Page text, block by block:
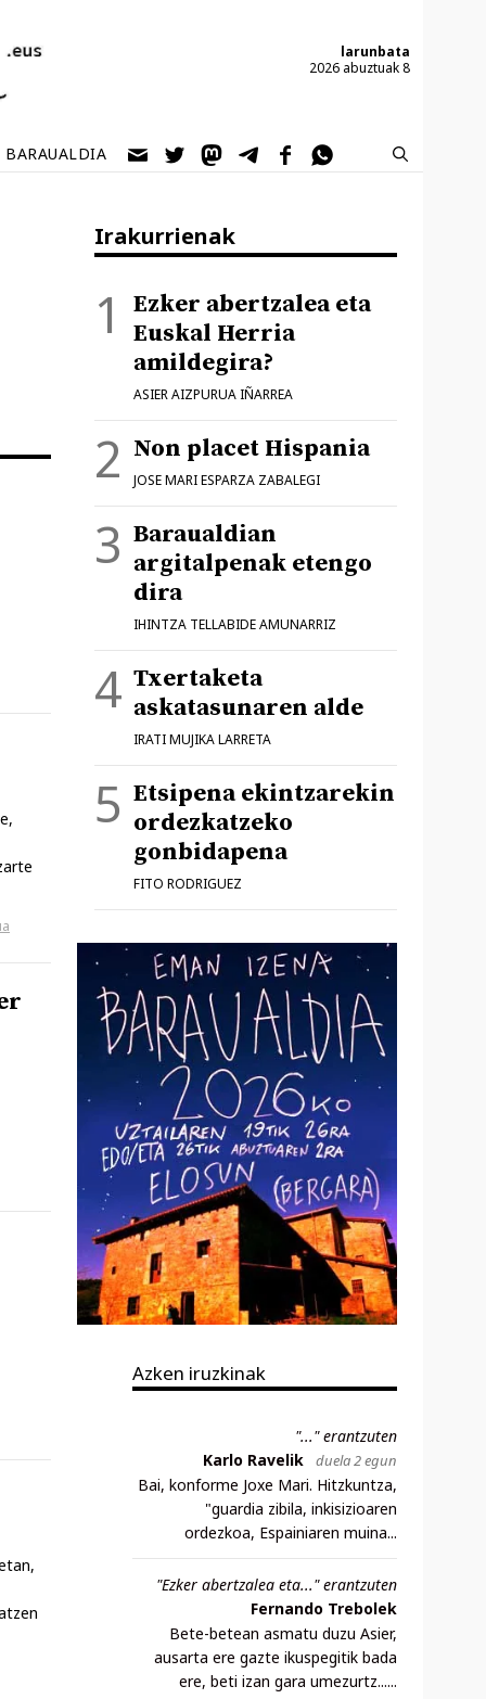
larunbata
2026 abuztuak 8
BARAUALDIA
Irakurrienak
Ezker abertzalea eta
Euskal Herria
amildegira?
ASIER AIZPURUA IÑARREA
Non placet Hispania
JOSE MARI ESPARZA ZABALEGI
Baraualdian
argitalpenak etengo
dira
IHINTZA TELLABIDE AMUNARRIZ
Txertaketa
askatasunaren alde
IRATI MUJIKA LARRETA
Etsipena ekintzarekin
ordezkatzeko
gonbidapena
FITO RODRIGUEZ
Azken iruzkinak
"..." erantzuten
Karlo Ravelik
duela 2 egun
Bai, konforme Joxe Mari. Hitzkuntza,
"guardia zibila, inkisizioaren
ordezkoa, Espainiaren muina...
"Ezker abertzalea eta..." erantzuten
Fernando Trebolek
Bete-betean asmatu duzu Asier,
ausarta ere gazte ikuspegitik bada
ere, beti izan gara umezurtz......